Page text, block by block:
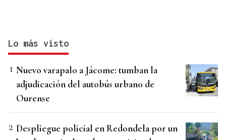
Lo más visto
Nuevo varapalo a Jácome: tumban la
adjudicación del autobús urbano de
Ourense
Despliegue policial en Redondela por un